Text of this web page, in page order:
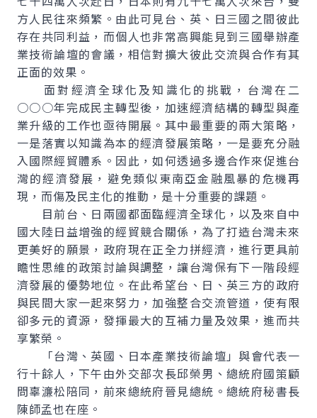
方人民往來頻繁。由此可見台、英、日三國之間彼此
存在共同利益，而個人也非常高興能見到三國舉辦產
業技術論壇的會議，相信對擴大彼此交流與合作有其
正面的效果。
面對經濟全球化及知識化的挑戰，台灣在二
○○○年完成民主轉型後，加速經濟結構的轉型與產
業升級的工作也亟待開展。其中最重要的兩大策略，
一是落實以知識為本的經濟發展策略，一是要充分融
入國際經貿體系。因此，如何透過多邊合作來促進台
灣的經濟發展，避免類似東南亞金融風暴的危機再
現，而傷及民主化的推動，是十分重要的課題。
目前台、日兩國都面臨經濟全球化，以及來自中
國大陸日益增強的經貿競合關係，為了打造台灣未來
更美好的願景，政府現在正全力拼經濟，進行更具前
瞻性思維的政策討論與調整，讓台灣保有下一階段經
濟發展的優勢地位。在此希望台、日、英三方的政府
與民間大家一起來努力，加強整合交流管道，使有限
卻多元的資源，發揮最大的互補力量及效果，進而共
享繁榮。
「台灣、英國、日本產業技術論壇」與會代表一
行十餘人，下午由外交部次長邱榮男、總統府國策顧
問辜濓松陪同，前來總統府晉見總統。總統府秘書長
陳師孟也在座。